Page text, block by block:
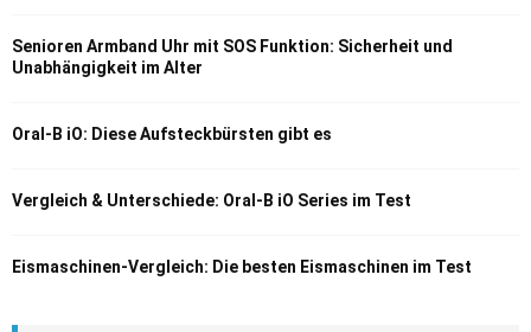
Senioren Armband Uhr mit SOS Funktion: Sicherheit und
Unabhängigkeit im Alter
Oral-B iO: Diese Aufsteckbürsten gibt es
Vergleich & Unterschiede: Oral-B iO Series im Test
Eismaschinen-Vergleich: Die besten Eismaschinen im Test